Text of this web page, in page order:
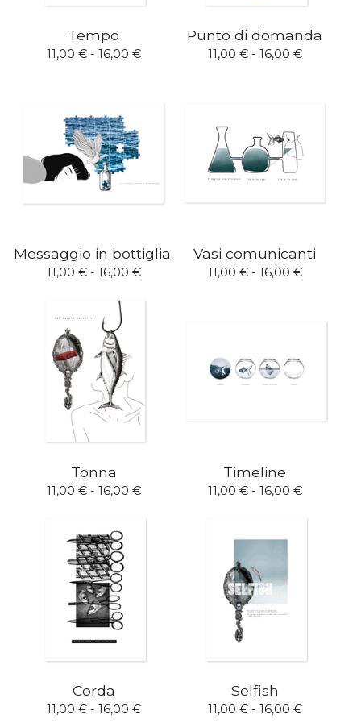
Tempo
11,00 €- 16,00 €
Punto di domanda
11,00 €- 16,00 €
Messaggio in bottiglia.
11,00 €- 16,00 €
Vasi comunicanti
11,00 €- 16,00 €
Tonna
11,00 €- 16,00 €
Timeline
11,00 €- 16,00 €
Corda
11,00 €- 16,00 €
Selfish
11,00 €- 16,00 €